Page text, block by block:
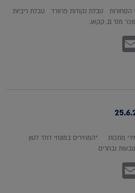
טבלת נקודות פרוורד טבלת ריביות
מתכות *המחירים במונחי דולר לטון
נבחרים